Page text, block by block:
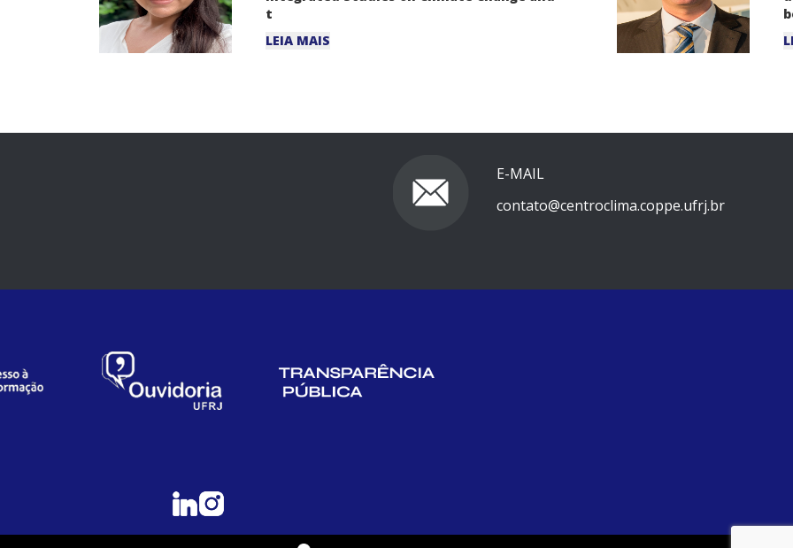
t
LEIA MAIS
E-MAIL
contato@centroclima.coppe.ufrj.br